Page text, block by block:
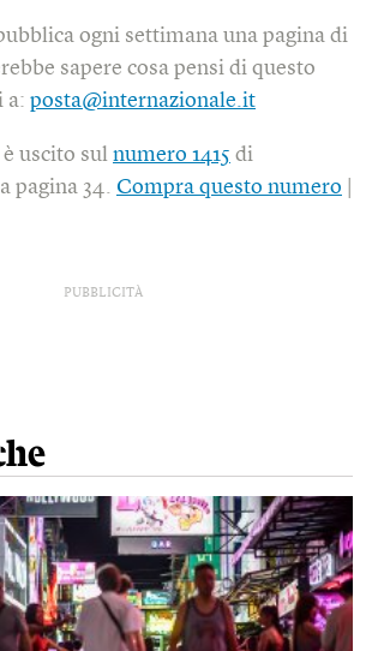
ogni settimana una pagina di
sapere cosa pensi di questo
a: posta@internazionale.it
uscito sul numero 1415 di
pagina 34. Compra questo numero
PUBBLICITÀ